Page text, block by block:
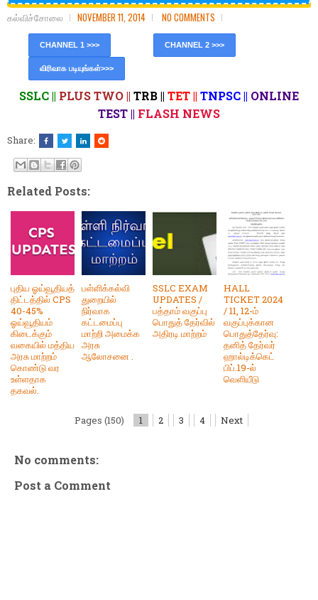
கல்விச்சோலை NOVEMBER 11, 2014 NO COMMENTS
CHANNEL 1 >>> CHANNEL 2 >>>
விரிவாக படியுங்கள்>>>
SSLC || PLUS TWO || TRB || TET || TNPSC || ONLINE
TEST || FLASH NEWS
Share:
Related Posts:
புதிய ஓய்வூதியத்
திட்டத்தில் CPS
40-45%
ஓய்வூதியம்
கிடைக்கும்
வகையில் மத்திய
அரசு மாற்றம்
கொண்டு வர
உள்ளதாக
தகவல்.
பள்ளிக்கல்வி
துறையில்
நிர்வாக
கட்டமைப்பு
மாற்றி அமைக்க
அரசு
ஆலோசனை .
SSLC EXAM
UPDATES /
பத்தாம் வகுப்பு
பொதுத் தேர்வில்
அதிரடி மாற்றம்
HALL
TICKET 2024
/ 11, 12-ம்
வகுப்புக்கான
பொதுத்தேர்வு:
தனித் தேர்வர்
ஹால்டிக்கெட்
பிப்.19-ல்
வெளியீடு
Pages (150) 1 2 3 4 Next
No comments:
Post a Comment